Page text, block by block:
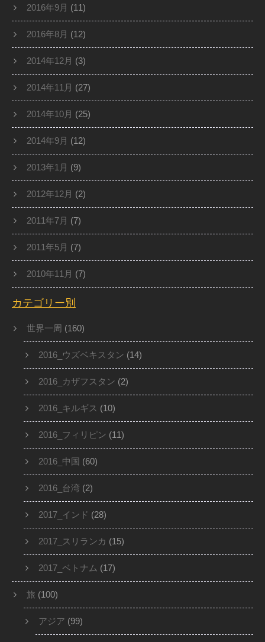
2016年9月 (11)
2016年8月 (12)
2014年12月 (3)
2014年11月 (27)
2014年10月 (25)
2014年9月 (12)
2013年1月 (9)
2012年12月 (2)
2011年7月 (7)
2011年5月 (7)
2010年11月 (7)
カテゴリー別
世界一周 (160)
2016_ウズベキスタン (14)
2016_カザフスタン (2)
2016_キルギス (10)
2016_フィリピン (11)
2016_中国 (60)
2016_台湾 (2)
2017_インド (28)
2017_スリランカ (15)
2017_ベトナム (17)
旅 (100)
アジア (99)